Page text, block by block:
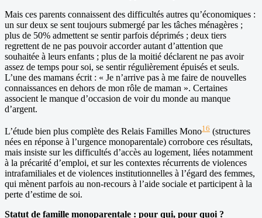
Mais ces parents connaissent des difficultés autres qu’économiques :
un sur deux se sent toujours submergé par les tâches ménagères ;
plus de 50% admettent se sentir parfois déprimés ; deux tiers
regrettent de ne pas pouvoir accorder autant d’attention que
souhaitée à leurs enfants ; plus de la moitié déclarent ne pas avoir
assez de temps pour soi, se sentir régulièrement épuisés et seuls.
L’une des mamans écrit : « Je n’arrive pas à me faire de nouvelles
connaissances en dehors de mon rôle de maman ». Certaines
associent le manque d’occasion de voir du monde au manque
d’argent.
L’étude bien plus complète des Relais Familles Mono16 (structures
nées en réponse à l’urgence monoparentale) corrobore ces résultats,
mais insiste sur les difficultés d’accès au logement, liées notamment
à la précarité d’emploi, et sur les contextes récurrents de violences
intrafamiliales et de violences institutionnelles à l’égard des femmes,
qui mènent parfois au non-recours à l’aide sociale et participent à la
perte d’estime de soi.
Statut de famille monoparentale : pour qui, pour quoi ?